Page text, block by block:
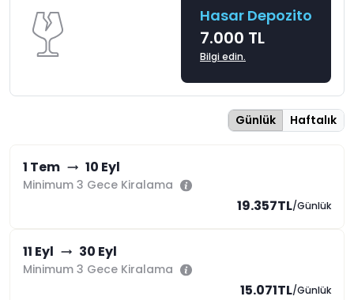
Hasar Depozito
7.000 TL
Bilgi edin.
Günlük Haftalık
1 Tem 10 Eyl
Minimum 3 Gece Kiralama
19.357TL/Günlük
11 Eyl 30 Eyl
Minimum 3 Gece Kiralama
15.071TL/Günlük